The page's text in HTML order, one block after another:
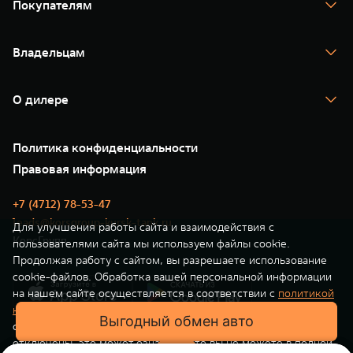
TANK 500
Покупателям
Тест-драйв
TANK Финансы
Корпоративным клиентам
Зарядные станции
Владельцам
Помощь на дороге
Новые цифровые сервисы TANK
Сервис
Нулевое ТО
Моторные масла
О дилере
35 лет GWM
GWM ТЕХ ДЕНЬ
Новости
Политика конфиденциальности
Правовая информация
+7 (4712) 78-53-47
leads@korsgroup-kursk-tank.ru
КорсГрупп
Для улучшения работы сайта и взаимодействия с
пользователями сайта мы используем файлы cookie.
Продолжая работу с сайтом, вы разрешаете использование
cookie-файлов. Обработка вашей персональной информации
на нашем сайте осуществляется в соответствии с политикой
конфиденциальности
cookie в настройках вашего браузера. Если файлы cookie
отключены, это может означать, что вы не можете в полной
Выгодный обмен авто
Выгодный обмен авто